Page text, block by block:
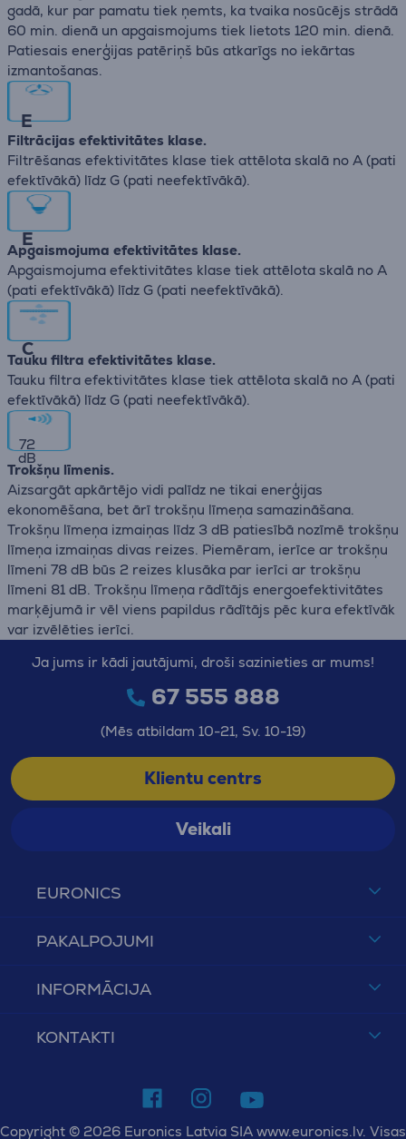
gadā, kur par pamatu tiek ņemts, ka tvaika nosūcējs strādā
60 min. dienā un apgaismojums tiek lietots 120 min. dienā.
Patiesais enerģijas patēriņš būs atkarīgs no iekārtas
izmantošanas.
E
Filtrācijas efektivitātes klase.
Filtrēšanas efektivitātes klase tiek attēlota skalā no А (pati
efektīvākā) līdz G (pati neefektīvākā).
E
Apgaismojuma efektivitātes klase.
Apgaismojuma efektivitātes klase tiek attēlota skalā no А
(pati efektīvākā) līdz G (pati neefektīvākā).
C
Tauku filtra efektivitātes klase.
Tauku filtra efektivitātes klase tiek attēlota skalā no А (pati
efektīvākā) līdz G (pati neefektīvākā).
72
dB
Trokšņu līmenis.
Aizsargāt apkārtējo vidi palīdz ne tikai enerģijas
ekonomēšana, bet ārī trokšņu līmeņa samazināšana.
Trokšņu līmeņa izmaiņas līdz 3 dB patiesībā nozīmē trokšņu
līmeņa izmaiņas divas reizes. Piemēram, ierīce ar trokšņu
līmeni 78 dB būs 2 reizes klusāka par ierīci ar trokšņu
līmeni 81 dB. Trokšņu līmeņa rādītājs energoefektivitātes
marķējumā ir vēl viens papildus rādītājs pēc kura efektīvāk
var izvēlēties ierīci.
EURONICS
PAKALPOJUMI
INFORMĀCIJA
KONTAKTI
Ja jums ir kādi jautājumi, droši sazinieties ar mums!
67 555 888
(Mēs atbildam 10-21, Sv. 10-19)
Klientu centrs
Veikali
Copyright © 2026 Euronics Latvia SIA www.euronics.lv. Visas